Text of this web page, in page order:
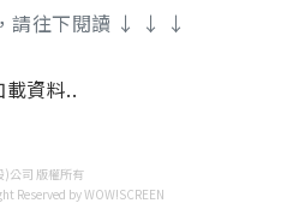
請往下閱讀 ↓ ↓ ↓
載資料..
)公司 版權所有
Reserved by WOW!SCREEN